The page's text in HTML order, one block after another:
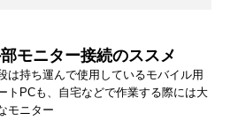
モニター接続のススメ
は持ち運んで使用しているモバイル用
トPCも、自宅などで作業する際には大
モニター